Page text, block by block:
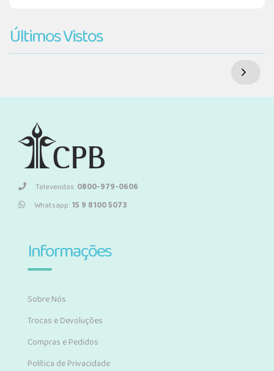
Últimos Vistos
Televendas:0800-979-0606
Whatsapp:15 9 8100 5073
Informações
Sobre Nós
Trocas e Devoluções
Compras e Pedidos
Política de Privacidade